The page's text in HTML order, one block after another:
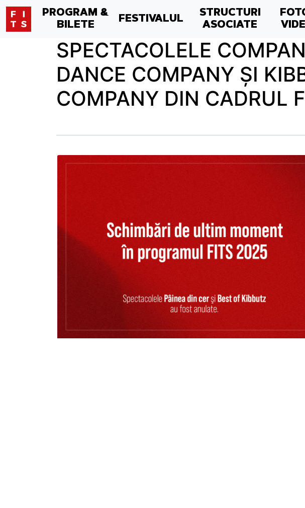
PROGRAM &
BILETE
FESTIVALUL
STRUCTURI
ASOCIATE
SPECTACOLELE
DANCE COMPANY ŞI
COMPANY DIN CADRUL